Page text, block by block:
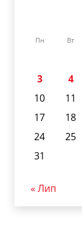
Пн Вт
3
4
10
11
17
18
24
25
31
« Лип